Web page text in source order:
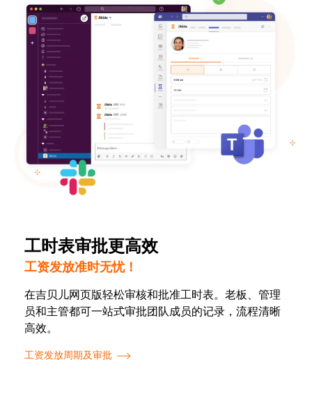
工时表审批更高效
工资发放准时无忧！
在吉贝儿网页版轻松审核和批准工时表。老板、管理
员和主管都可一站式审批团队成员的记录，流程清晰
高效。
工资发放周期及审批